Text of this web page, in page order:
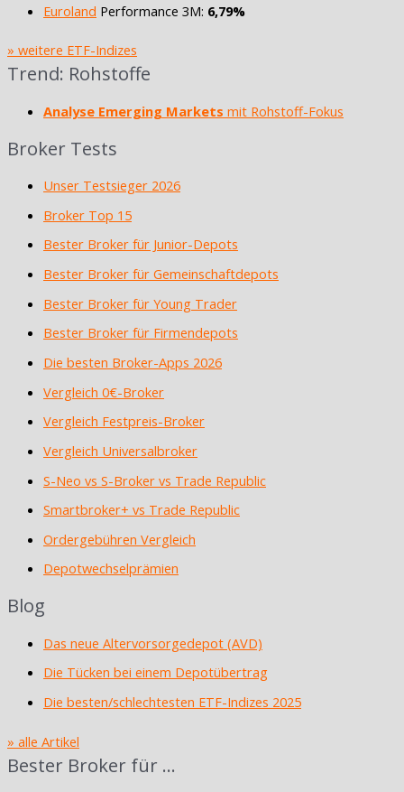
Euroland Performance 3M: 6,79%
» weitere ETF-Indizes
Trend: Rohstoffe
Analyse Emerging Markets mit Rohstoff-Fokus
Broker Tests
Unser Testsieger 2026
Broker Top 15
Bester Broker für Junior-Depots
Bester Broker für Gemeinschaftdepots
Bester Broker für Young Trader
Bester Broker für Firmendepots
Die besten Broker-Apps 2026
Vergleich 0€-Broker
Vergleich Festpreis-Broker
Vergleich Universalbroker
S-Neo vs S-Broker vs Trade Republic
Smartbroker+ vs Trade Republic
Ordergebühren Vergleich
Depotwechselprämien
Blog
Das neue Altervorsorgedepot (AVD)
Die Tücken bei einem Depotübertrag
Die besten/schlechtesten ETF-Indizes 2025
» alle Artikel
Bester Broker für …